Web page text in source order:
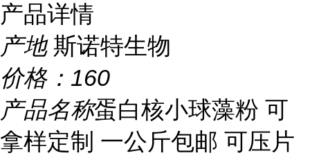
产品详情
产地 斯诺特生物
价格： 160
产品名称蛋白核小球藻粉 可
拿样定制 一公斤包邮 可压片